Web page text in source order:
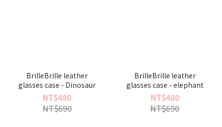
BrilleBrille leather
glasses case - Dinosaur
NT$480
NT$690
BrilleBrille leather
glasses case - elephant
NT$480
NT$690